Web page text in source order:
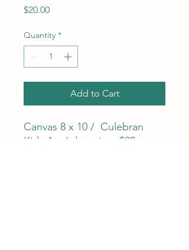
$20.00Price
Quantity *
Add to Cart
Canvas 8 x 10 / Culebran
Kids Art / donation. $20 +